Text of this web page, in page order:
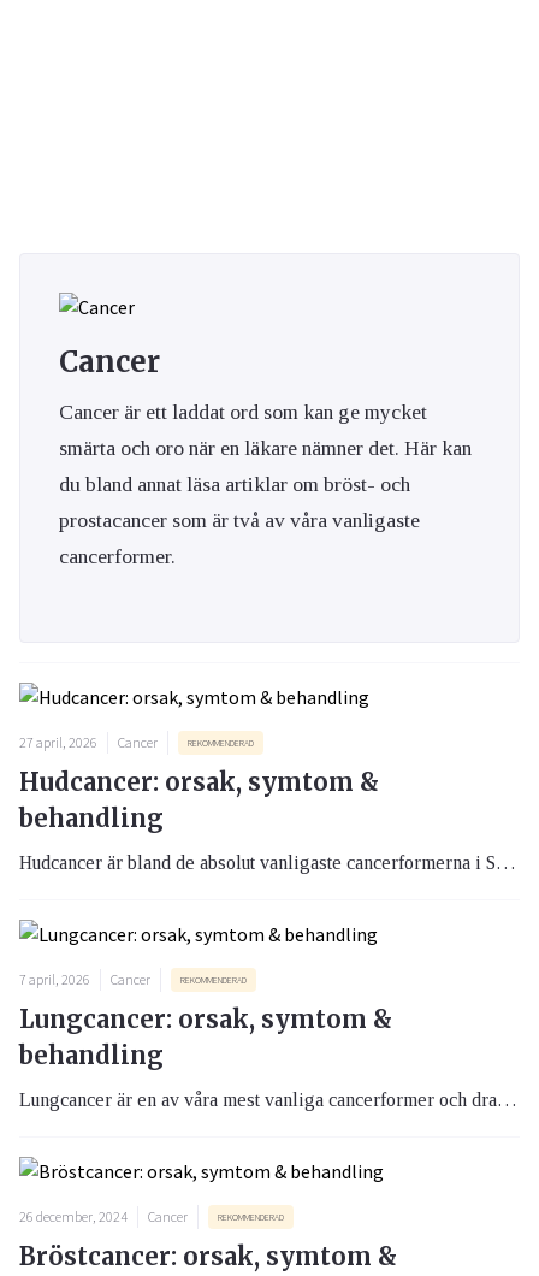
Cancer
Cancer är ett laddat ord som kan ge mycket
smärta och oro när en läkare nämner det. Här kan
du bland annat läsa artiklar om bröst- och
prostacancer som är två av våra vanligaste
cancerformer.
27 april, 2026 Cancer REKOMMENDERAD
Hudcancer: orsak, symtom &
behandling
Hudcancer är bland de absolut vanligaste cancerformerna i Sverige. Det finns flera olika typer av hudcancer som är olika farliga. Gemensamt är att de i stor utsträckning hänger ihop med solexponering. I den här artikeln går vi igenom de vanligaste typerna av hudcancer och dess orsaker.
7 april, 2026 Cancer REKOMMENDERAD
Lungcancer: orsak, symtom &
behandling
Lungcancer är en av våra mest vanliga cancerformer och drabbar varje år ett stort antal svenskar. I den här artikeln berättar vi mer om orsaker, behandling och ny forskning som ger hopp till dig som drabbats av lungcancer.
26 december, 2024 Cancer REKOMMENDERAD
Bröstcancer: orsak, symtom &